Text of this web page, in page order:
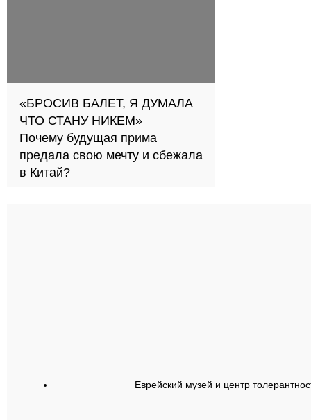
«БРОСИВ БАЛЕТ, Я ДУМАЛА
ЧТО СТАНУ НИКЕМ»
Почему будущая прима
предала свою мечту и сбежала
в Китай?
Еврейский музей и центр